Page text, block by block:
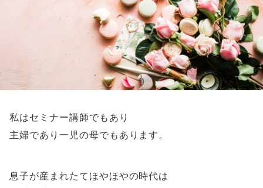
私はセミナー講師でもあり
主婦であり一児の母でもあります。
息子が産まれたてほやほやの時代は